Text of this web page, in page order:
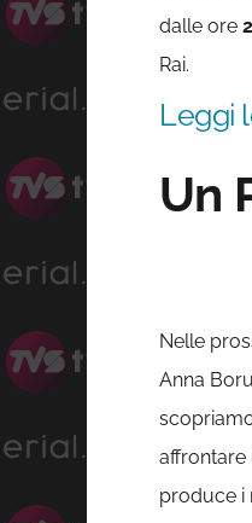
dalle ore
Rai.
Leggi
Un
Nelle
Anna
affrontare
produce i